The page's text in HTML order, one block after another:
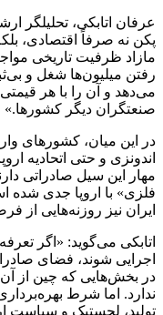
عرفان اتابکی، تحلیلگر
پکن نه صرفاً اقتصادی،
مازاد ظرفیت تاریخی
رفتن میلیون‌ها شغل و
می‌دهد و آن را با هر
صنعتگران دیگر کشورها.»
در این میان، کشورهای
اندونزی و حتی اتحادیه
مهار این سیل صادراتی
فلزی» با اروپا جدی شده
ایران نیز روزنه‌هایی از
اتابکی می‌گوید: «اگر
اجرایی شوند، فضای
در بخش‌هایی که چین از
ندارد. اما شرط
تولید، لجستیک و